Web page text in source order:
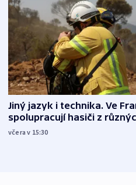
Jiný jazyk i technika. Ve
spolupracují hasiči z
včera v 15:30